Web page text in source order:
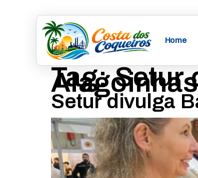
Home
Tag:Setur
Alagoinhas
Setur divulga